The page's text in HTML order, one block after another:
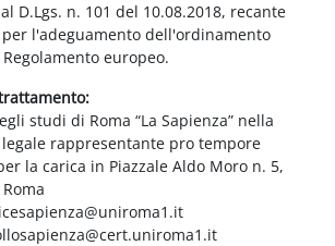
D.Lgs. n. 101 del 10.08.2018, recante
l'adeguamento dell'ordinamento
europeo.
studi di Roma “La Sapienza” nella
rappresentante pro tempore
la carica in Piazzale Aldo Moro n. 5,